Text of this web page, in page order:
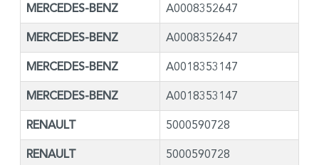
MERCEDES-BENZ A0008352647
MERCEDES-BENZ A0008352647
MERCEDES-BENZ A0018353147
MERCEDES-BENZ A0018353147
RENAULT 5000590728
RENAULT 5000590728